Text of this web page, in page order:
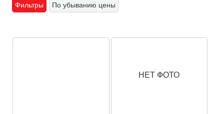
Фильтры По убыванию цены
НЕТ ФОТО